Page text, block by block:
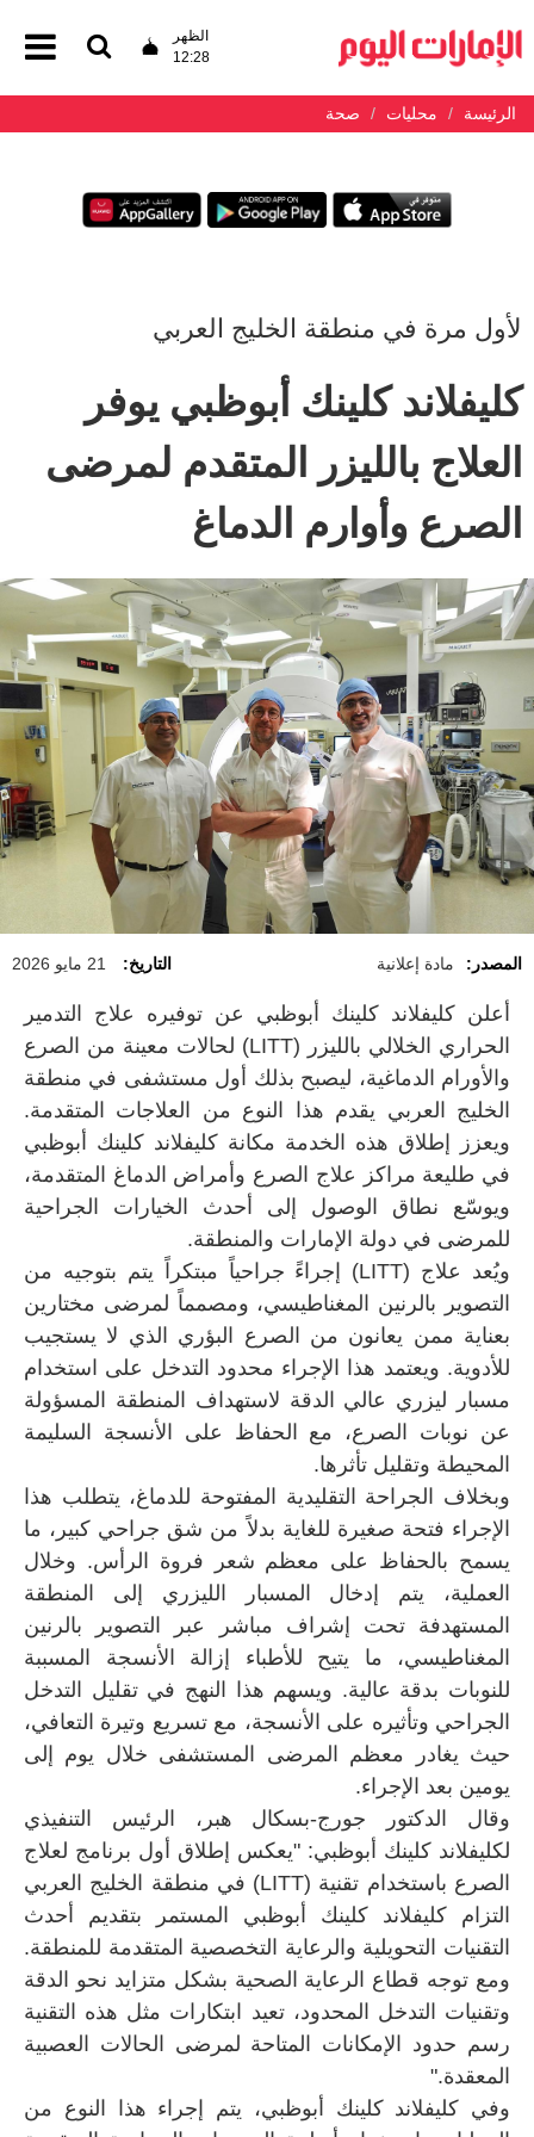
الظهر
12:28
الرئيسة محليات صحة
لأول مرة في منطقة الخليج العربي
كليفلاند كلينك أبوظبي يوفر
العلاج بالليزر المتقدم لمرضى
الصرع وأوارم الدماغ
المصدر: مادة إعلانية التاريخ: 21 مايو 2026
أعلن كليفلاند كلينك أبوظبي عن توفيره علاج التدمير
الحراري الخلالي بالليزر (LITT) لحالات معينة من الصرع
والأورام الدماغية، ليصبح بذلك أول مستشفى في منطقة
الخليج العربي يقدم هذا النوع من العلاجات المتقدمة.
ويعزز إطلاق هذه الخدمة مكانة كليفلاند كلينك أبوظبي
في طليعة مراكز علاج الصرع وأمراض الدماغ المتقدمة،
ويوسّع نطاق الوصول إلى أحدث الخيارات الجراحية
للمرضى في دولة الإمارات والمنطقة.
ويُعد علاج (LITT) إجراءً جراحياً مبتكراً يتم بتوجيه من
التصوير بالرنين المغناطيسي، ومصمماً لمرضى مختارين
بعناية ممن يعانون من الصرع البؤري الذي لا يستجيب
للأدوية. ويعتمد هذا الإجراء محدود التدخل على استخدام
مسبار ليزري عالي الدقة لاستهداف المنطقة المسؤولة
عن نوبات الصرع، مع الحفاظ على الأنسجة السليمة
المحيطة وتقليل تأثرها.
وبخلاف الجراحة التقليدية المفتوحة للدماغ، يتطلب هذا
الإجراء فتحة صغيرة للغاية بدلاً من شق جراحي كبير، ما
يسمح بالحفاظ على معظم شعر فروة الرأس. وخلال
العملية، يتم إدخال المسبار الليزري إلى المنطقة
المستهدفة تحت إشراف مباشر عبر التصوير بالرنين
المغناطيسي، ما يتيح للأطباء إزالة الأنسجة المسببة
للنوبات بدقة عالية. ويسهم هذا النهج في تقليل التدخل
الجراحي وتأثيره على الأنسجة، مع تسريع وتيرة التعافي،
حيث يغادر معظم المرضى المستشفى خلال يوم إلى
يومين بعد الإجراء.
وقال الدكتور جورج-بسكال هبر، الرئيس التنفيذي
لكليفلاند كلينك أبوظبي: "يعكس إطلاق أول برنامج لعلاج
الصرع باستخدام تقنية (LITT) في منطقة الخليج العربي
التزام كليفلاند كلينك أبوظبي المستمر بتقديم أحدث
التقنيات التحويلية والرعاية التخصصية المتقدمة للمنطقة.
ومع توجه قطاع الرعاية الصحية بشكل متزايد نحو الدقة
وتقنيات التدخل المحدود، تعيد ابتكارات مثل هذه التقنية
رسم حدود الإمكانات المتاحة لمرضى الحالات العصبية
المعقدة."
وفي كليفلاند كلينك أبوظبي، يتم إجراء هذا النوع من